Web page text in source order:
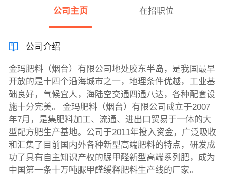
公司主页 在招职位
公司介绍
金玛肥料（烟台）有限公司地处胶东半岛，是我国最早
开放的是十四个沿海城市之一，地理条件优越，工业基
础良好，气候宜人，海陆空交通四通八达，各种配套设
施十分完美。 金玛肥料（烟台）有限公司成立于2007
年7月，是集肥料加工、流通、进出口贸易于一体的大
型配方肥生产基地。公司于2011年投入资金，广泛吸收
和汇集了目前国内外各种新型高端肥料的特点，研发成
功了具有自主知识产权的脲甲醛新型高端系列肥，成为
中国第一条十万吨脲甲醛缓释肥料生产线的厂家。